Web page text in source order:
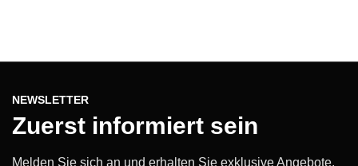
NEWSLETTER
Zuerst informiert sein
Melden Sie sich an und erhalten Sie exklusive Angebote,